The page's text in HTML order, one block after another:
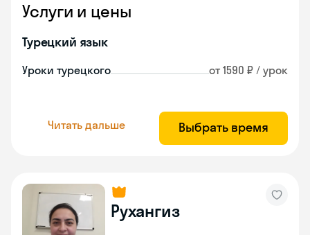
Услуги и цены
Турецкий язык
Уроки турецкого от 1590 ₽ / урок
Читать дальше Выбрать время
Рухангиз